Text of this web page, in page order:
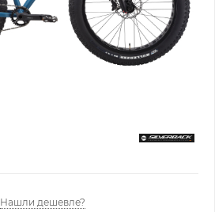
Нашли дешевле?